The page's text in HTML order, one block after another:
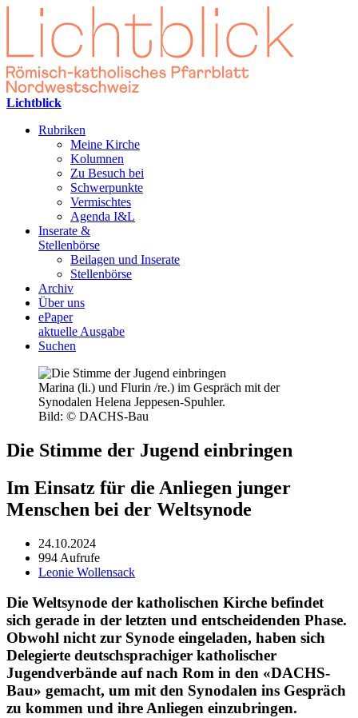
Lichtblick
Rubriken
Meine Kirche
Kolumnen
Zu Besuch bei
Schwerpunkte
Vermischtes
Agenda I&L
Inserate &
Stellenbörse
Beilagen und Inserate
Stellenbörse
Archiv
Über uns
ePaper
aktuelle Ausgabe
Suchen
Marina (li.) und Flurin /re.) im Gespräch mit der
Synodalen Helena Jeppesen-Spuhler.
Bild: © DACHS-Bau
Die Stimme der Jugend einbringen
Im Einsatz für die Anliegen junger
Menschen bei der Weltsynode
24.10.2024
994 Aufrufe
Leonie Wollensack
Die Weltsynode der katholischen Kirche befindet
sich gerade in der letzten und entscheidenden Phase.
Obwohl nicht zur Synode eingeladen, haben sich
Delegierte deutschsprachiger katholischer
Jugendverbände auf nach Rom in den «DACHS-
Bau» gemacht, um mit den Synodalen ins ­Gespräch
zu kommen und ihre Anliegen einzubringen.